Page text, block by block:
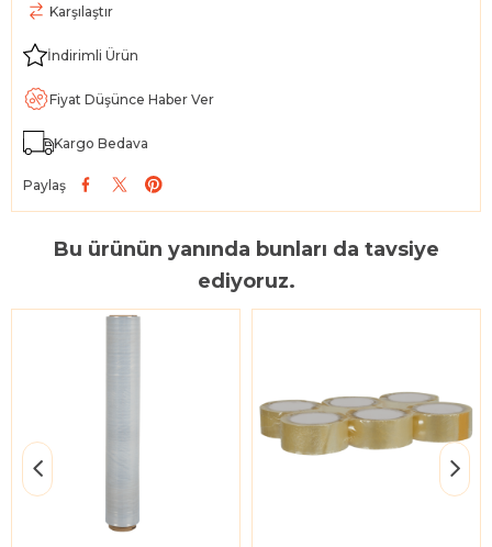
Karşılaştır
İndirimli Ürün
Fiyat Düşünce Haber Ver
Kargo Bedava
Paylaş
Bu ürünün yanında bunları da tavsiye
ediyoruz.